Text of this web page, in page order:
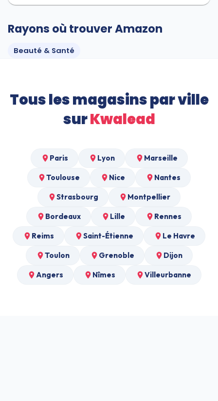
Rayons où trouverAmazon
Beauté & Santé
Tous les magasins par ville
surKwalead
Paris Lyon Marseille
Toulouse Nice Nantes
Strasbourg Montpellier
Bordeaux Lille Rennes
Reims Saint-Étienne Le Havre
Toulon Grenoble Dijon
Angers Nîmes Villeurbanne